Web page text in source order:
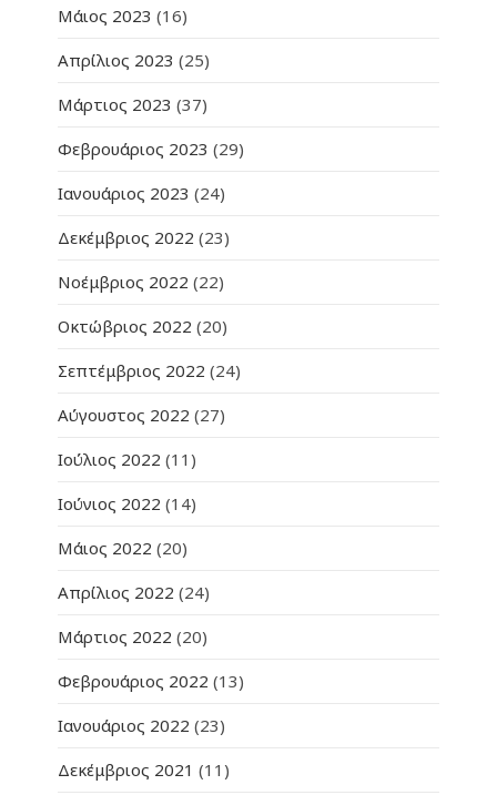
Μάιος 2023 (16)
Απρίλιος 2023 (25)
Μάρτιος 2023 (37)
Φεβρουάριος 2023 (29)
Ιανουάριος 2023 (24)
Δεκέμβριος 2022 (23)
Νοέμβριος 2022 (22)
Οκτώβριος 2022 (20)
Σεπτέμβριος 2022 (24)
Αύγουστος 2022 (27)
Ιούλιος 2022 (11)
Ιούνιος 2022 (14)
Μάιος 2022 (20)
Απρίλιος 2022 (24)
Μάρτιος 2022 (20)
Φεβρουάριος 2022 (13)
Ιανουάριος 2022 (23)
Δεκέμβριος 2021 (11)